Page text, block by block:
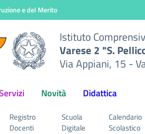
e del Merito
Istituto
Varese 2 "S.
Via Appiani, 15 -
Novità Didattica
Registro
Docenti
Scuola
Digitale
Calendario
Scolastico